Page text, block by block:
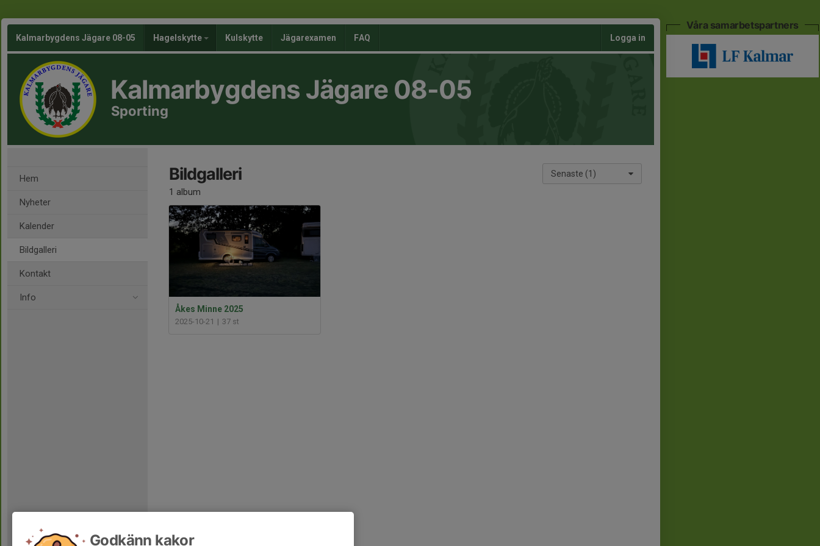
Kalmarbygdens Jägare 08-05 Hagelskytte Kulskytte Jägarexamen FAQ Logga in
Kalmarbygdens Jägare 08-05
Sporting
Hem
Nyheter
Kalender
Bildgalleri
Kontakt
Info
Senaste (1)
Bildgalleri
1 album
Åkes Minne 2025
2025-10-21 | 37 st
Våra samarbetspartners
Godkänn kakor